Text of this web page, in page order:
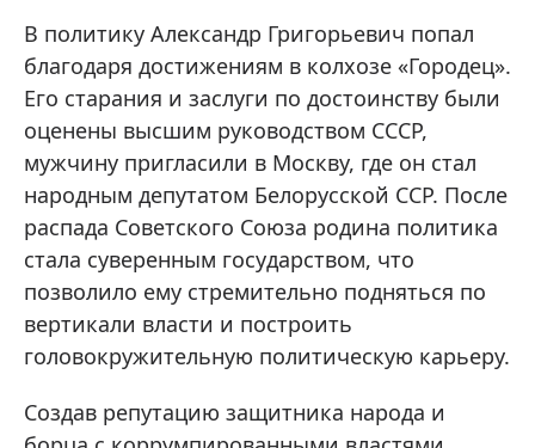
В политику Александр Григорьевич попал
благодаря достижениям в колхозе «Городец».
Его старания и заслуги по достоинству были
оценены высшим руководством СССР,
мужчину пригласили в Москву, где он стал
народным депутатом Белорусской ССР. После
распада Советского Союза родина политика
стала суверенным государством, что
позволило ему стремительно подняться по
вертикали власти и построить
головокружительную политическую карьеру.
Создав репутацию защитника народа и